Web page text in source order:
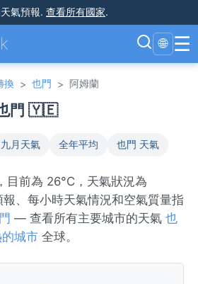
氣預報. 查看所有國家.
🌐 ☰
換 > 也門 > 阿姆蘭
也門 🇾🇪
九月天氣 全年平均 也門 天氣
目前為 26°C，天氣狀況為
、每小時天氣情況和空氣質量指
— 查看所有主要城市的天氣 也
的城市 全球。